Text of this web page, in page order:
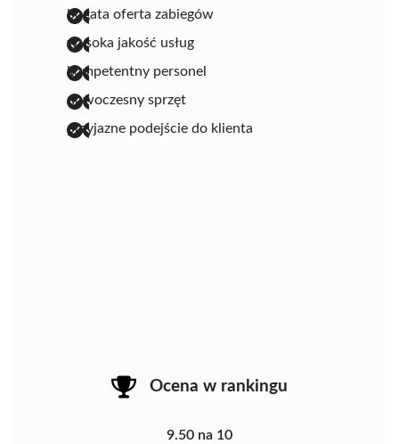
bogata oferta zabiegów
wysoka jakość usług
kompetentny personel
nowoczesny sprzęt
przyjazne podejście do klienta
Ocena w rankingu
9.50 na 10